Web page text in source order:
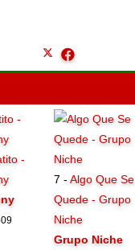
-
7 - Algo Que Se
Quede - Grupo
Niche
Grupo Niche